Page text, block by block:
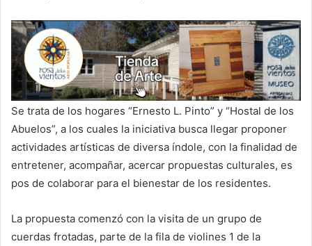
Se trata de los hogares “Ernesto L. Pinto” y “Hostal de los
Abuelos”, a los cuales la iniciativa busca llegar proponer
actividades artísticas de diversa índole, con la finalidad de
entretener, acompañar, acercar propuestas culturales, es
pos de colaborar para el bienestar de los residentes.
La propuesta comenzó con la visita de un grupo de
cuerdas frotadas, parte de la fila de violines 1 de la